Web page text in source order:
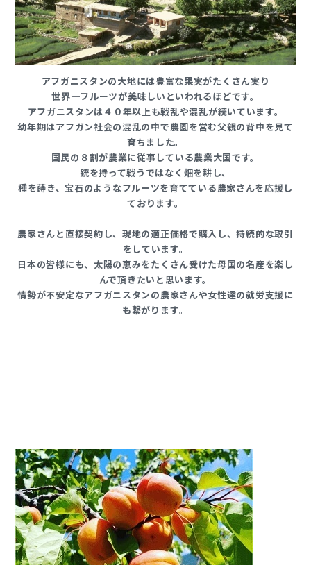
アフガニスタンの⼤地には豊富な果実がたくさん実り
世界⼀フルーツが美味しいといわれるほどです。
アフガニスタンは４０年以上も戦乱や混乱が続いています。
幼年期はアフガン社会の混乱の中で農園を営む⽗親の背中を⾒て
育ちました。
国⺠の８割が農業に従事している農業⼤国です。
銃を持って戦うではなく畑を耕し、
種を蒔き、宝⽯のようなフルーツを育てている農家さんを応援し
ております。
農家さんと直接契約し、現地の適正価格で購⼊し、持続的な取引
をしています。
⽇本の皆様にも、太陽の恵みをたくさん受けた⺟国の名産を楽し
んで頂きたいと思います。
情勢が不安定なアフガニスタンの農家さんや⼥性達の就労⽀援に
も繋がります。